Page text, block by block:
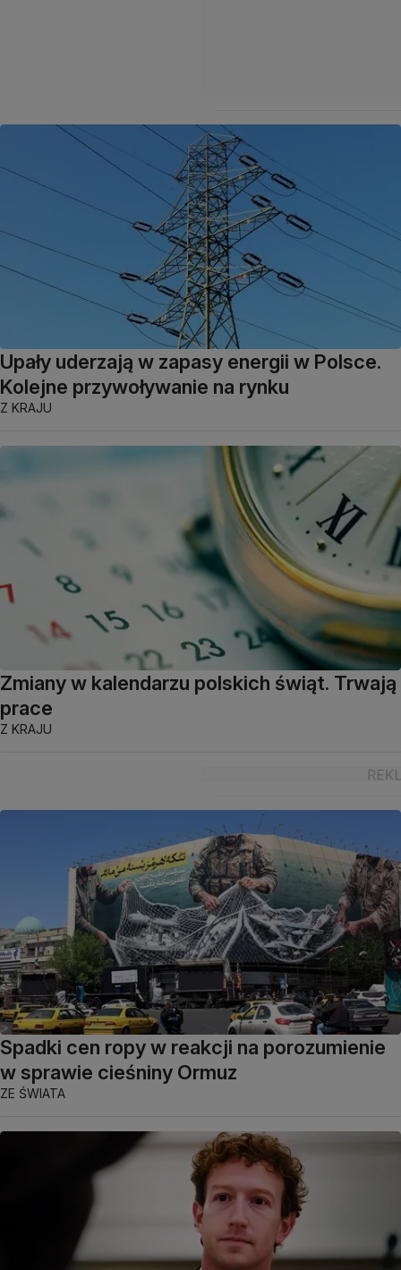
Upały uderzają w zapasy energii w Polsce.
Kolejne przywoływanie na rynku
Z KRAJU
Zmiany w kalendarzu polskich świąt. Trwają
prace
Z KRAJU
Spadki cen ropy w reakcji na porozumienie
w sprawie cieśniny Ormuz
ZE ŚWIATA